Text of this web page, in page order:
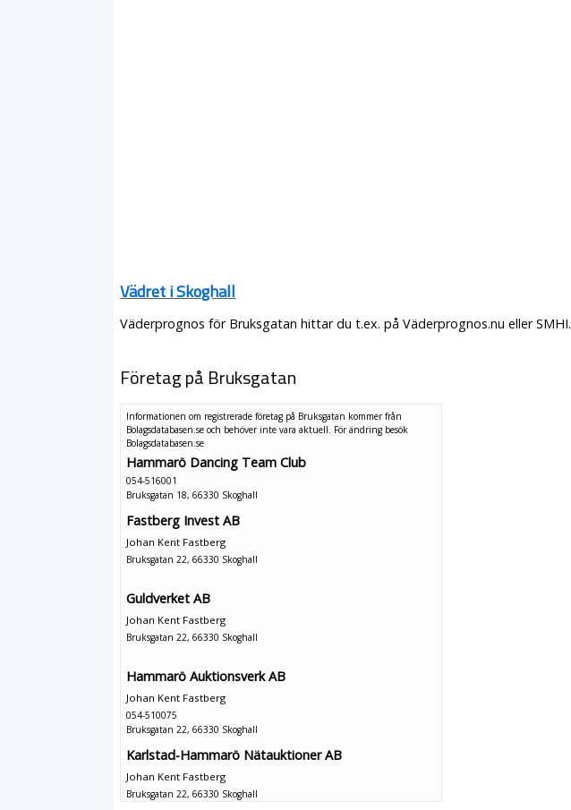
Vädret i Skoghall
Väderprognos för Bruksgatan hittar du t.ex. på Väderprognos.nu eller SMHI.
Företag på Bruksgatan
Informationen om registrerade företag på Bruksgatan kommer från
Bolagsdatabasen.se och behöver inte vara aktuell. För ändring besök
Bolagsdatabasen.se
Hammarö Dancing Team Club
054-516001
Bruksgatan 18, 66330 Skoghall
Fastberg Invest AB
Johan Kent Fastberg
Bruksgatan 22, 66330 Skoghall
Guldverket AB
Johan Kent Fastberg
Bruksgatan 22, 66330 Skoghall
Hammarö Auktionsverk AB
Johan Kent Fastberg
054-510075
Bruksgatan 22, 66330 Skoghall
Karlstad-Hammarö Nätauktioner AB
Johan Kent Fastberg
Bruksgatan 22, 66330 Skoghall